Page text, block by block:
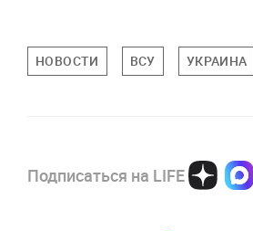
НОВОСТИ ВСУ УКРАИНА
Подписаться на LIFE